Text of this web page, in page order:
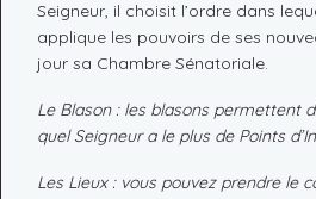
Seigneur, il choisit l’ordre dans
applique les pouvoirs de ses
jour sa Chambre Sénatoriale.
Le Blason : les blasons permettent
quel Seigneur a le plus de Points
Les Lieux : vous pouvez prendre le